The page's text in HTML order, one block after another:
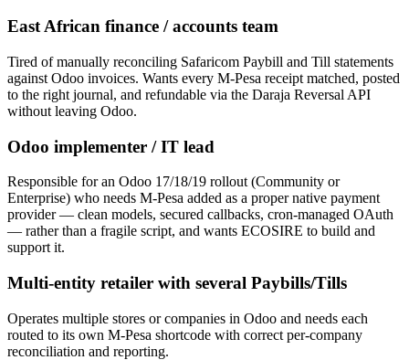
East African finance / accounts team
Tired of manually reconciling Safaricom Paybill and Till statements
against Odoo invoices. Wants every M-Pesa receipt matched, posted
to the right journal, and refundable via the Daraja Reversal API
without leaving Odoo.
Odoo implementer / IT lead
Responsible for an Odoo 17/18/19 rollout (Community or
Enterprise) who needs M-Pesa added as a proper native payment
provider — clean models, secured callbacks, cron-managed OAuth
— rather than a fragile script, and wants ECOSIRE to build and
support it.
Multi-entity retailer with several Paybills/Tills
Operates multiple stores or companies in Odoo and needs each
routed to its own M-Pesa shortcode with correct per-company
reconciliation and reporting.